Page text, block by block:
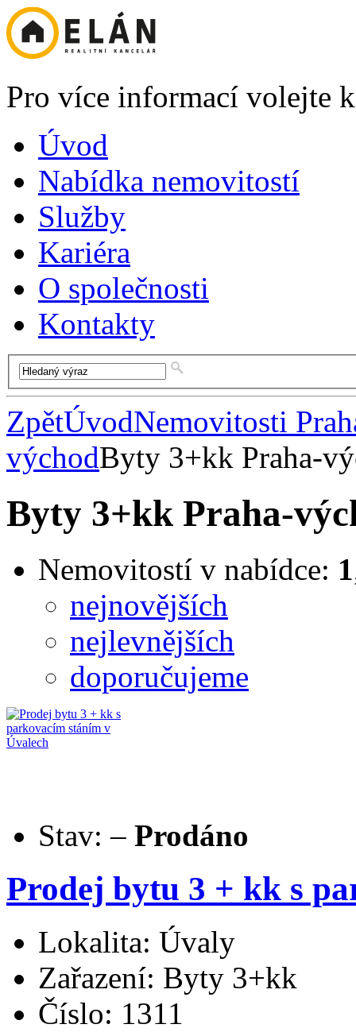
Pro více informací volejte
Úvod
Nabídka nemovitostí
Služby
Kariéra
O společnosti
Kontakty
ZpětÚvodNemovitosti
východByty 3+kk Praha-
Byty 3+kk Praha-
Nemovitostí v nabídce: 1
nejnovějších
nejlevnějších
doporučujeme
Stav: – Prodáno
Prodej bytu 3 + kk s
Lokalita: Úvaly
Zařazení: Byty 3+kk
Číslo: 1311